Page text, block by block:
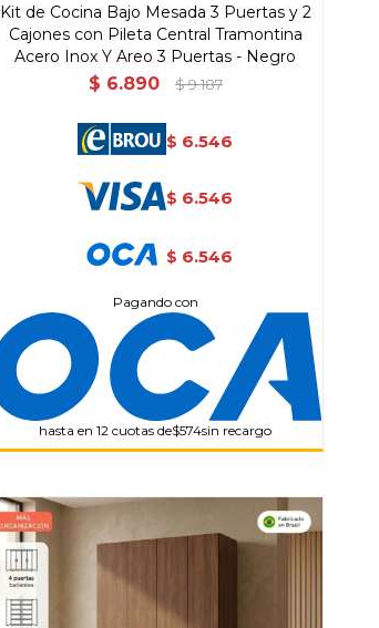
Kit de Cocina Bajo Mesada 3 Puertas y 2
Cajones con Pileta Central Tramontina
Acero Inox Y Areo 3 Puertas - Negro
$ 6.890 $ 9.187
$ 6.546
$ 6.546
$ 6.546
Pagando con
hasta en 12 cuotas de$574sin recargo